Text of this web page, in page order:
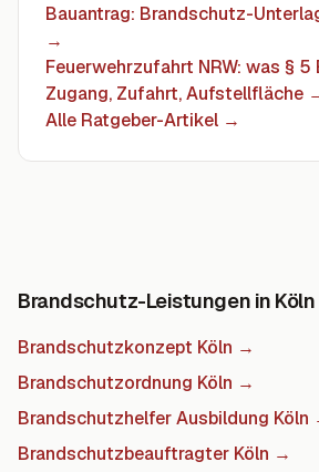
Bauantrag: Brandschutz-
→
Feuerwehrzufahrt NRW: was §
Zugang, Zufahrt, Aufstellfläche
Alle Ratgeber-Artikel →
Brandschutz-Leistungen in Köln
Brandschutzkonzept Köln →
Brandschutzordnung Köln →
Brandschutzhelfer Ausbildung Köln
Brandschutzbeauftragter Köln →